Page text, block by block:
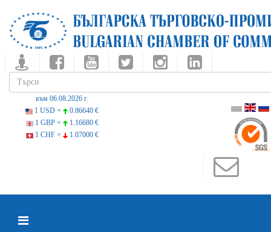
към 06.08.2026 г.
1 USD =
0.86640 €
1 GBP =
1.16680 €
1 CHF =
1.07000 €